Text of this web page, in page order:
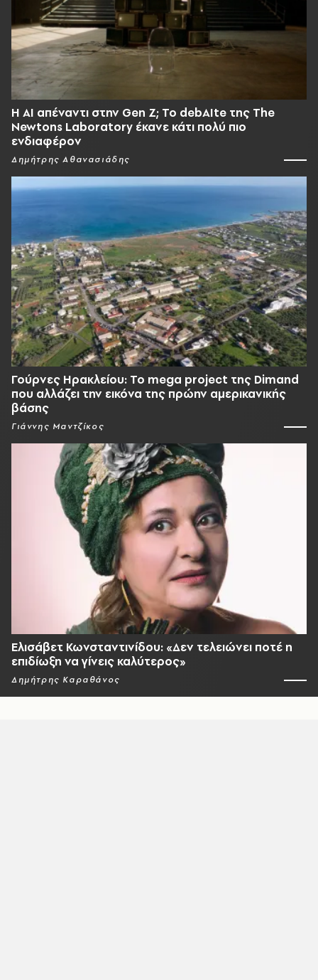
Η AI απέναντι στην Gen Z; Το debAIte της The
Newtons Laboratory έκανε κάτι πολύ πιο
ενδιαφέρον
Δημήτρης Αθανασιάδης
Γούρνες Ηρακλείου: To mega project της Dimand
που αλλάζει την εικόνα της πρώην αμερικανικής
βάσης
Γιάννης Μαντζίκος
Ελισάβετ Κωνσταντινίδου: «Δεν τελειώνει ποτέ η
επιδίωξη να γίνεις καλύτερος»
Δημήτρης Καραθάνος